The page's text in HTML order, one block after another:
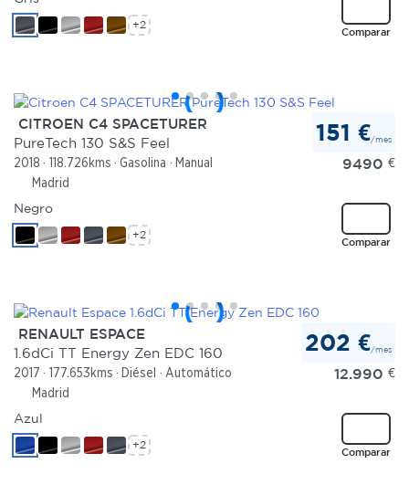
Comparar
+2
CITROEN C4 SPACETURER
PureTech 130 S&S Feel
2018 118.726kms Gasolina
Manual
Madrid
151 €/mes
9490 €
Comparar
Negro
+2
RENAULT ESPACE
1.6dCi TT Energy Zen EDC 160
2017 177.653kms Diésel
Automático
Madrid
202 €/mes
12.990 €
Comparar
Azul
+2